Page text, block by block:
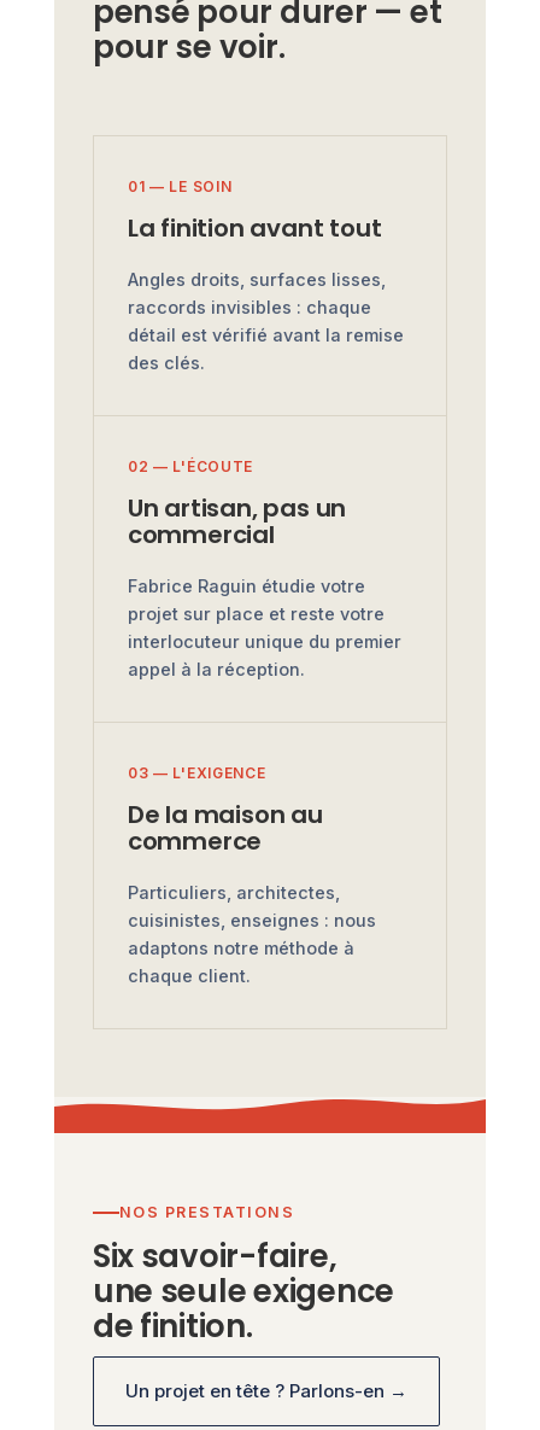
pensé pour durer — et
pour se voir.
01 — LE SOIN
La finition avant tout
Angles droits, surfaces lisses,
raccords invisibles : chaque
détail est vérifié avant la remise
des clés.
02 — L'ÉCOUTE
Un artisan, pas un
commercial
Fabrice Raguin étudie votre
projet sur place et reste votre
interlocuteur unique du premier
appel à la réception.
03 — L'EXIGENCE
De la maison au
commerce
Particuliers, architectes,
cuisinistes, enseignes : nous
adaptons notre méthode à
chaque client.
NOS PRESTATIONS
Six savoir-faire,
une seule exigence
de finition.
Un projet en tête ? Parlons-en →